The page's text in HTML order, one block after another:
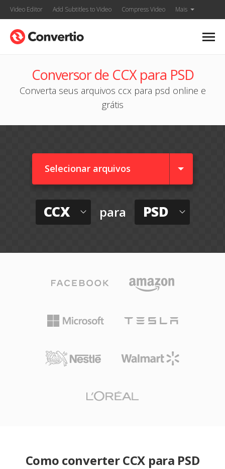
Video Editor Add Subtitles to Video Compress Video Mais
Conversor de CCX para PSD
Converta seus arquivos ccx para psd online e
grátis
Selecionar arquivos
CCX para PSD
Como converter CCX para PSD